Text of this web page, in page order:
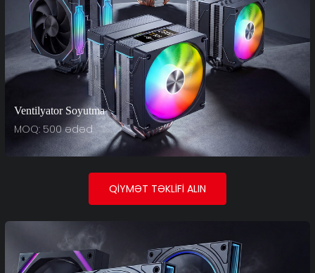
Ventilyator Soyutma
MOQ: 500 ədəd
QIYMƏT TƏKLIFI ALIN